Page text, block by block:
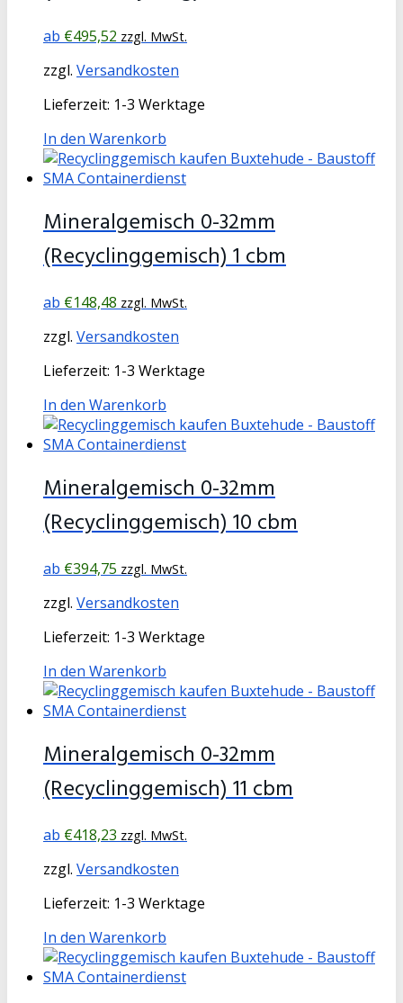
€495,52 zzgl. MwSt.
zzgl. Versandkosten
Lieferzeit: 1-3 Werktage
In den Warenkorb
Mineralgemisch 0-32mm
(Recyclinggemisch) 1 cbm
€148,48 zzgl. MwSt.
zzgl. Versandkosten
Lieferzeit: 1-3 Werktage
In den Warenkorb
Mineralgemisch 0-32mm
(Recyclinggemisch) 10 cbm
€394,75 zzgl. MwSt.
zzgl. Versandkosten
Lieferzeit: 1-3 Werktage
In den Warenkorb
Mineralgemisch 0-32mm
(Recyclinggemisch) 11 cbm
€418,23 zzgl. MwSt.
zzgl. Versandkosten
Lieferzeit: 1-3 Werktage
In den Warenkorb